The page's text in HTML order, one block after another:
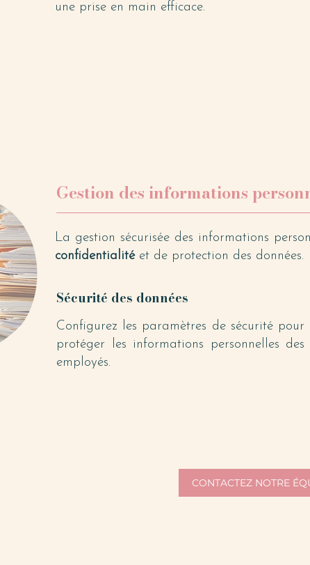
une prise en main efficace.
Gestion des informations
La gestion sécurisée des informations
confidentialitéet de protection des données.
Sécurité des données
Configurez les paramètres de sécurité pour
protéger les informations personnelles des
employés.
CONTACTEZ NOTRE